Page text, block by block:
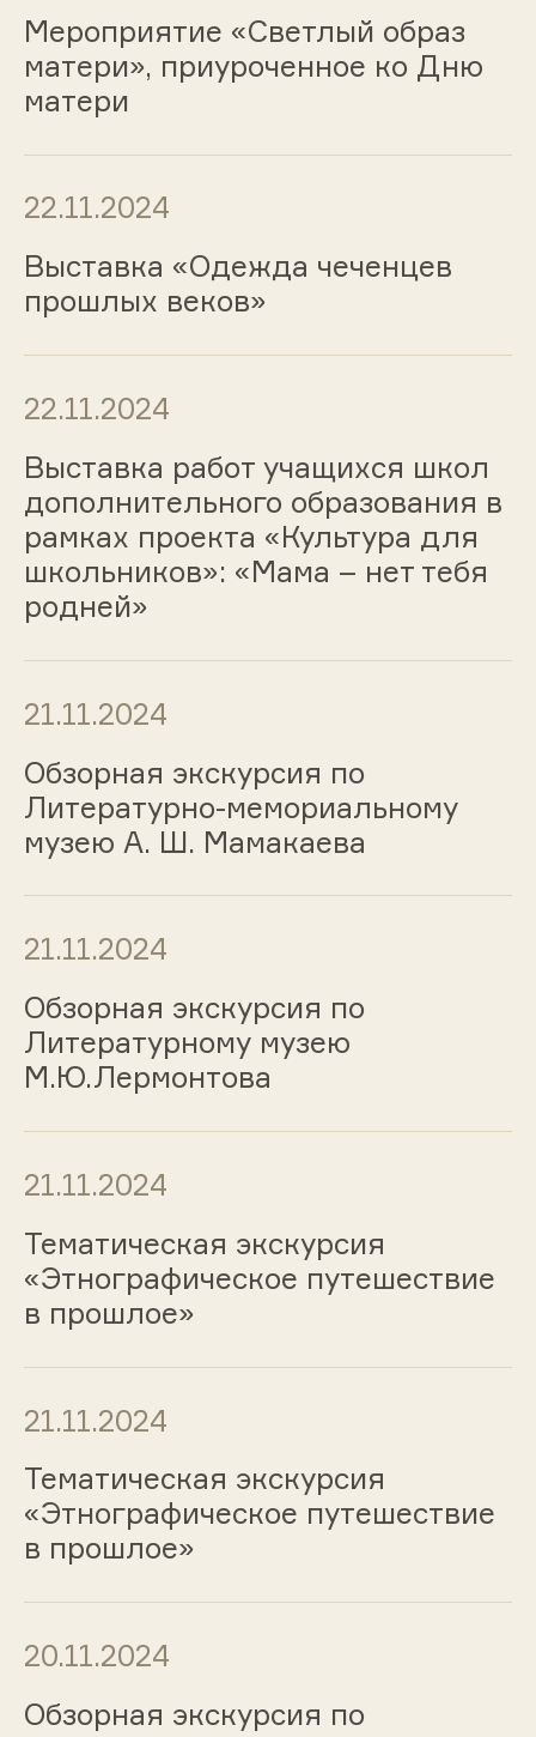
Мероприятие «Светлый образ
матери», приуроченное ко Дню
матери
22.11.2024
Выставка «Одежда чеченцев
прошлых веков»
22.11.2024
Выставка работ учащихся школ
дополнительного образования в
рамках проекта «Культура для
школьников»: «Мама – нет тебя
родней»
21.11.2024
Обзорная экскурсия по
Литературно-мемориальному
музею А. Ш. Мамакаева
21.11.2024
Обзорная экскурсия по
Литературному музею
М.Ю.Лермонтова
21.11.2024
Тематическая экскурсия
«Этнографическое путешествие
в прошлое»
21.11.2024
Тематическая экскурсия
«Этнографическое путешествие
в прошлое»
20.11.2024
Обзорная экскурсия по